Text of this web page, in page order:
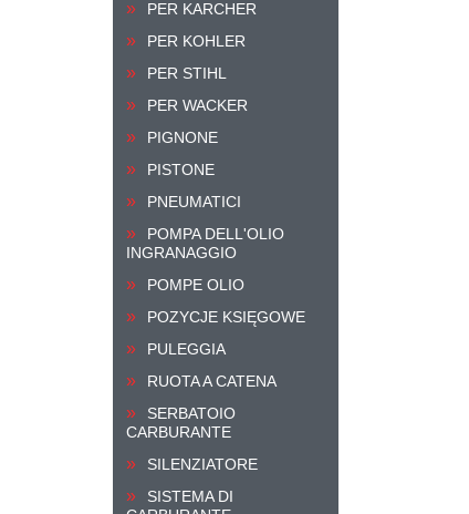
PER KARCHER
PER KOHLER
PER STIHL
PER WACKER
PIGNONE
PISTONE
PNEUMATICI
POMPA DELL'OLIO
INGRANAGGIO
POMPE OLIO
POZYCJE KSIĘGOWE
PULEGGIA
RUOTA A CATENA
SERBATOIO
CARBURANTE
SILENZIATORE
SISTEMA DI